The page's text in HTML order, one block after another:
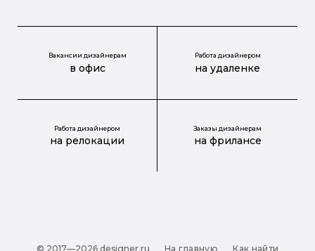
Вакансии дизайнерам
в офис
Работа дизайнером
на удаленке
Работа дизайнером
на релокации
Заказы дизайнерам
на фрилансе
© 2017—2026 designer.ru На главную Как найти